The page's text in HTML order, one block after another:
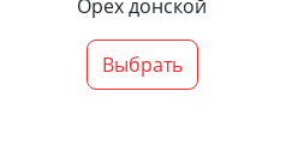
Орех донской
Выбрать